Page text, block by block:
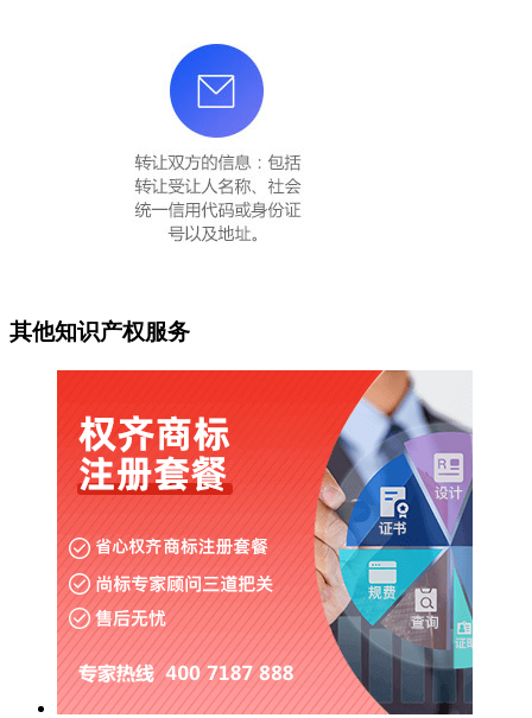
其他知识产权服务